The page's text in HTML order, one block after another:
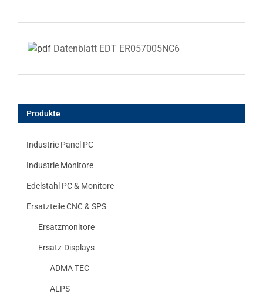
Datenblatt EDT ER057005NC6
Produkte
Industrie Panel PC
Industrie Monitore
Edelstahl PC & Monitore
Ersatzteile CNC & SPS
Ersatzmonitore
Ersatz-Displays
ADMA TEC
ALPS